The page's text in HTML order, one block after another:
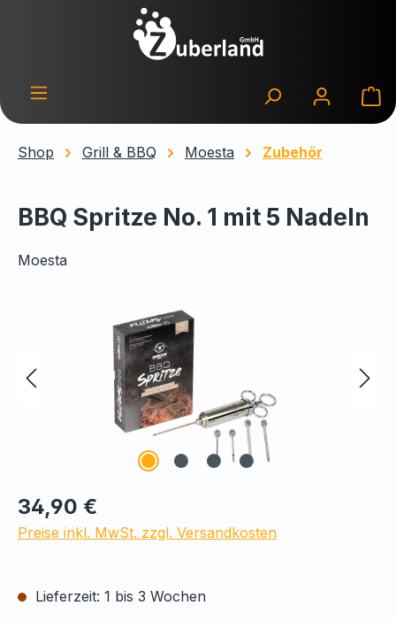
Zum Hauptinhalt springen
Shop Grill & BBQ Moesta Zubehör
BBQ Spritze No. 1 mit 5 Nadeln
Moesta
Regulärer Preis:
34,90 €
Preise inkl. MwSt. zzgl. Versandkosten
Lieferzeit: 1 bis 3 Wochen